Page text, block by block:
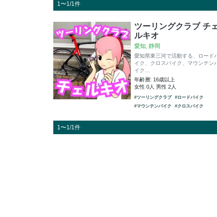
1〜1/1件
ツーリングクラブ チ
ルキオ
愛知, 静岡
愛知県東三河で活動する、ロード
イク、クロスバイク、マウンテン
イク…
年齢層: 16歳以上
女性 0人 男性 2人
#ツーリングクラブ
#ロードバイク
#マウンテンバイク
#クロスバイク
1〜1/1件